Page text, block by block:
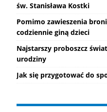
św. Stanisława Kostki
Pomimo zawieszenia
codziennie giną dzieci
Najstarszy proboszcz
urodziny
Jak się przygotować do